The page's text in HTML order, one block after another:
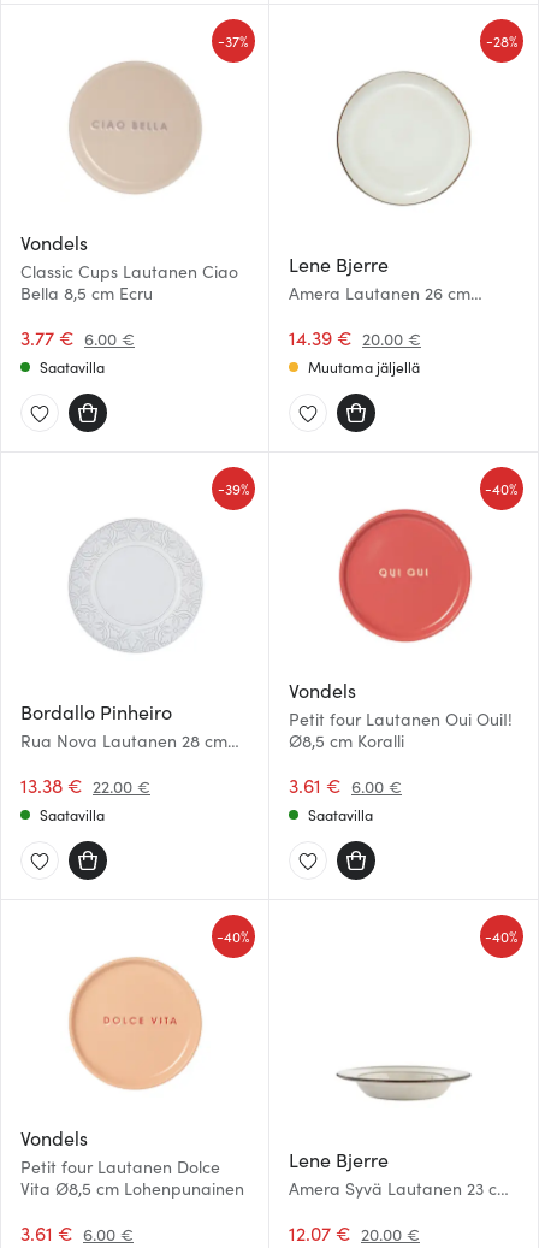
Vondels
Classic Cups Lautanen Ciao
Bella 8,5 cm Ecru
3.77 € 6.00 €
-37%
Saatavilla
Lene Bjerre
Amera Lautanen 26 cm
14.39 € 20.00 €
-28%
Muutama jäljellä
Bordallo Pinheiro
Rua Nova Lautanen 28 cm
13.38 € 22.00 €
-39%
Saatavilla
Vondels
Petit four Lautanen Oui OuiI!
Ø8,5 cm Koralli
3.61 € 6.00 €
-40%
Saatavilla
Vondels
Petit four Lautanen Dolce
Vita Ø8,5 cm Lohenpunainen
3.61 € 6.00 €
-40%
Lene Bjerre
Amera Syvä Lautanen 23 cm
12.07 € 20.00 €
-40%